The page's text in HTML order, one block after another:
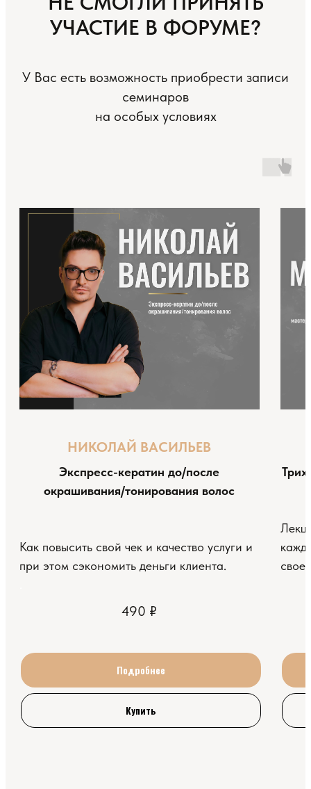
УЧАСТИЕ В ФОРУМЕ?
У Вас есть возможность приобрести записи
семинаров
на особых условиях
НИКОЛАЙ ВАСИЛЬЕВ
Экспресс-кератин до/после
окрашивания/тонирования волос
Как повысить свой чек и качество услуги и
при этом сэкономить деньги клиента.
490 ₽
Подробнее
Купить